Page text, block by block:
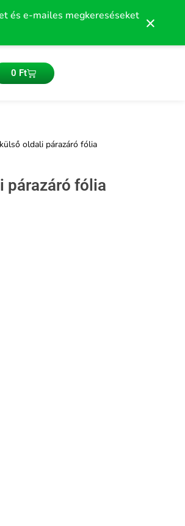
és e-mailes megkereséseket ×
0 FtKosár
oldali párazáró fólia
párazáró fólia